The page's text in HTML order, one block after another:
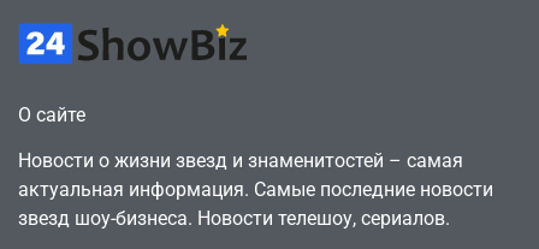
О сайте
Новости о жизни звезд и знаменитостей – самая
актуальная информация. Самые последние новости
звезд шоу-бизнеса. Новости телешоу, сериалов.